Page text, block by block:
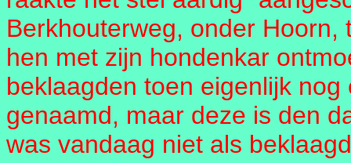
Berkhouterweg, onder
hen met zijn hondenkar
beklaagden toen eigenlijk
genaamd, maar deze is den
was vandaag niet als